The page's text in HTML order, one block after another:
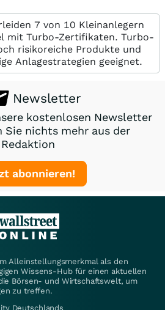
7 von 10 Kleinanlegern
mit Turbo-Zertifikaten. Turbo-
risikoreiche Produkte und
Anlagestrategien geeignet.
Newsletter
kostenlosen Newsletter
Sie nichts mehr aus der
Redaktion
abonnieren!
Alleinstellungsmerkmal als den
Wissens-Hub für einen aktuellen
Börsen- und Wirtschaftswelt, um
zu treffen.
Deutschlands